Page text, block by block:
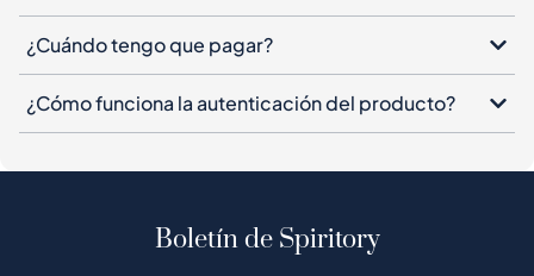
¿Cuándo tengo que pagar?
¿Cómo funciona la autenticación del producto?
Boletín de Spiritory